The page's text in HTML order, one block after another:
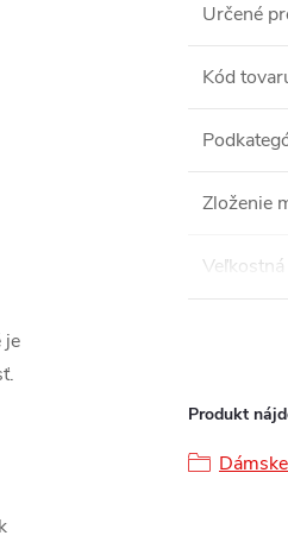
je
Určené
Kód
Zloženie
Produkt